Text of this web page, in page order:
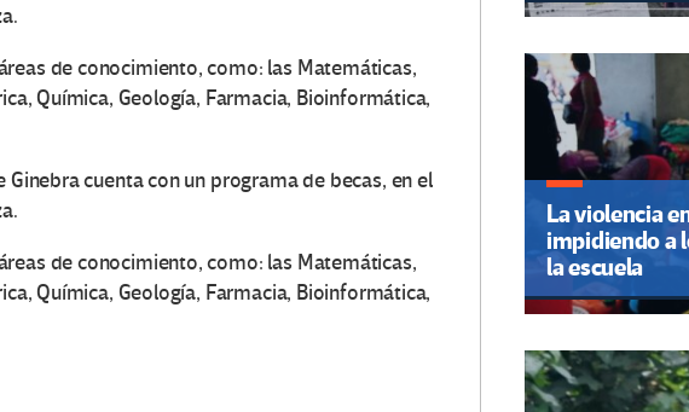
de conocimiento, como: las Matemáticas,
Química, Geología, Farmacia, Bioinformática,
cuenta con un programa de becas, en el
de conocimiento, como: las Matemáticas,
Química, Geología, Farmacia, Bioinformática,
La violencia
impidiendo a
la escuela